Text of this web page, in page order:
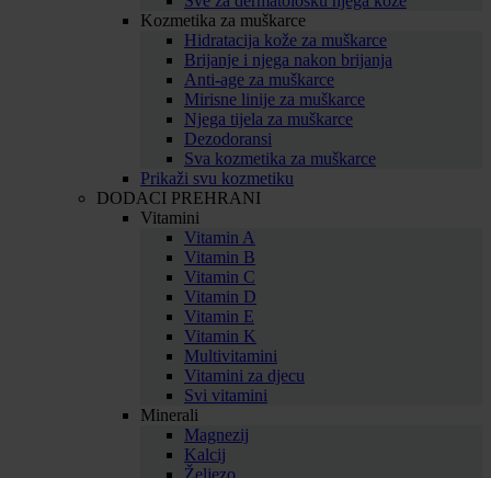
Kozmetika za muškarce
Hidratacija kože za muškarce
Brijanje i njega nakon brijanja
Anti-age za muškarce
Mirisne linije za muškarce
Njega tijela za muškarce
Dezodoransi
Sva kozmetika za muškarce
Prikaži svu kozmetiku
DODACI PREHRANI
Vitamini
Vitamin A
Vitamin B
Vitamin C
Vitamin D
Vitamin E
Vitamin K
Multivitamini
Vitamini za djecu
Svi vitamini
Minerali
Magnezij
Kalcij
Željezo